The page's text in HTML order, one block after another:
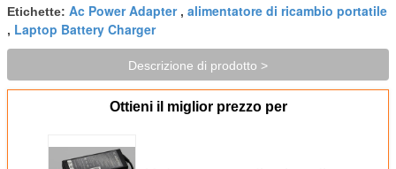
Etichette: Ac Power Adapter, alimentatore di ricambio portatile
, Laptop Battery Charger
Descrizione di prodotto >
Ottieni il miglior prezzo per